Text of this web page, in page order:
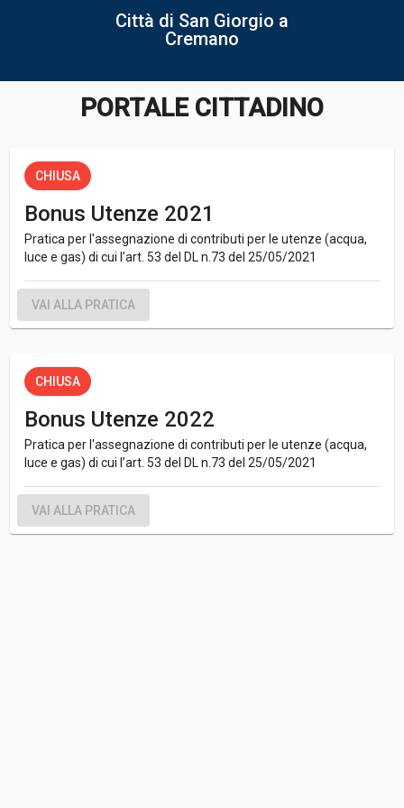
Città di San Giorgio a
Cremano
PORTALE CITTADINO
CHIUSA
Bonus Utenze 2021
Pratica per l'assegnazione di contributi per le utenze (acqua,
luce e gas) di cui l’art. 53 del DL n.73 del 25/05/2021
VAI ALLA PRATICA
CHIUSA
Bonus Utenze 2022
Pratica per l'assegnazione di contributi per le utenze (acqua,
luce e gas) di cui l’art. 53 del DL n.73 del 25/05/2021
VAI ALLA PRATICA